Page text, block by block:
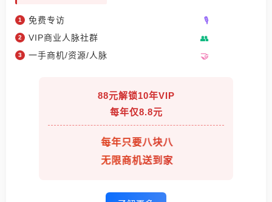
免费专访
VIP商业人脉社群
一手商机/资源/人脉
88元解锁10年VIP
每年仅8.8元
每年只要八块八
无限商机送到家